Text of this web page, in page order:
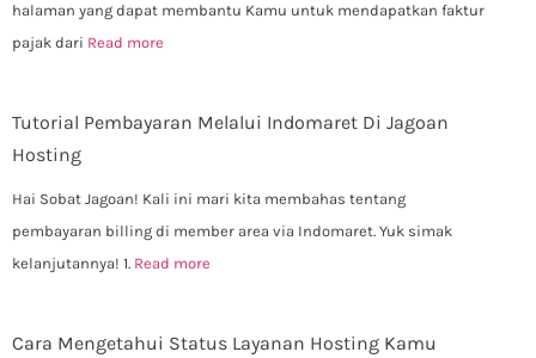
halaman yang dapat membantu Kamu untuk mendapatkan faktur
pajak dari Read more
Tutorial Pembayaran Melalui Indomaret Di Jagoan
Hosting
Hai Sobat Jagoan! Kali ini mari kita membahas tentang
pembayaran billing di member area via Indomaret. Yuk simak
kelanjutannya! 1. Read more
Cara Mengetahui Status Layanan Hosting Kamu